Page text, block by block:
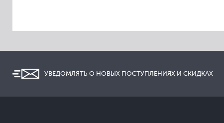
УВЕДОМЛЯТЬ О НОВЫХ ПОСТУПЛЕНИЯХ И СКИДКАХ